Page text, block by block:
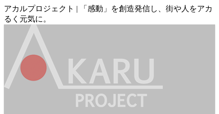
アカルプロジェクト | 「感動」を創造発信し、街や人をアカ
るく元気に。